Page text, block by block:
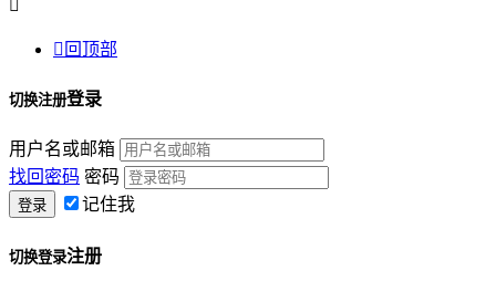

 回顶部
切换注册登录
用户名或邮箱
找回密码 密码
记住我
切换登录注册